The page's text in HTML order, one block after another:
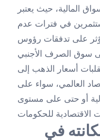
المالية، حيث يعتبر
في فترات عدم
يؤثر على تدفقات رؤوس
أسعار الذهب إلى
العالمي، سواء على
أو حتى على مستوى
في